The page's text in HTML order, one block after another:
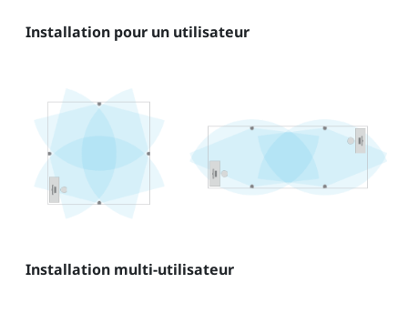
Installation pour un utilisateur
Installation multi-utilisateur